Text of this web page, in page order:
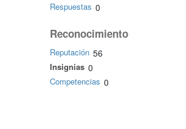
Respuestas 0
Reconocimiento
Reputación 56
Insignias 0
Competencias 0